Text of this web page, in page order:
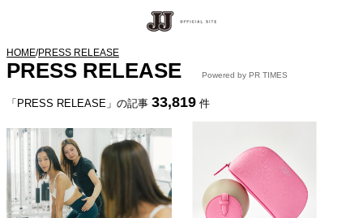
HOME/PRESS RELEASE
PRESS RELEASE Powered by PR TIMES
「PRESS RELEASE」の記事 33,819 件